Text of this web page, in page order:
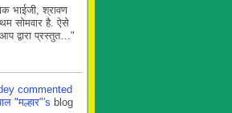
भाईजी, श्रावण
सोमवार है. ऐसे
द्वारा प्रस्तुत…"
commented
"मल्हार"'s blog